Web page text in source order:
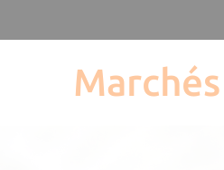
Marchés